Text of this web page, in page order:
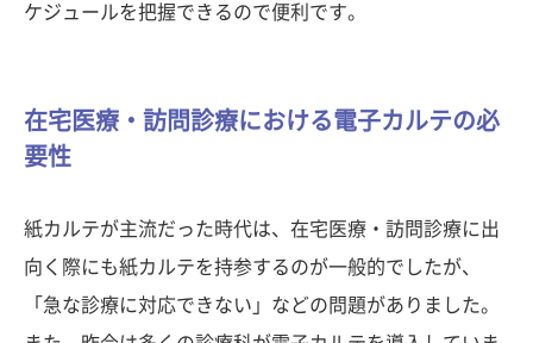
ケジュールを把握できるので便利です。
在宅医療・訪問診療における電子カルテの必
要性
紙カルテが主流だった時代は、在宅医療・訪問診療に出
向く際にも紙カルテを持参するのが一般的でしたが、
「急な診療に対応できない」などの問題がありました。